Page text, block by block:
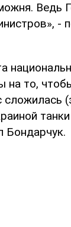
Ведь
-
на то,
Бондарчук.